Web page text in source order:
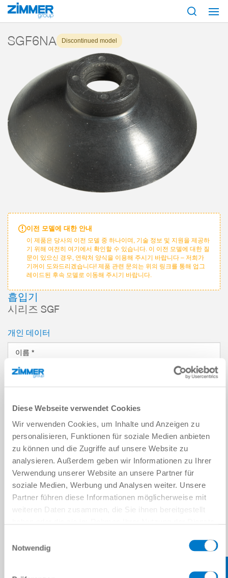
Diese Webseite verwendet Cookies
Wir verwenden Cookies, um Inhalte und Anzeigen zu
personalisieren, Funktionen für soziale Medien anbieten
zu können und die Zugriffe auf unsere Website zu
analysieren. Außerdem geben wir Informationen zu Ihrer
Verwendung unserer Website an unsere Partner für
soziale Medien, Werbung und Analysen weiter. Unsere
Partner führen diese Informationen möglicherweise mit
weiteren Daten zusammen, die Sie ihnen bereitgestellt
Notwendig
시작 제품 시리즈 SGF
SGF6NA Discontinued model
이전 모델에 대한 안내
이 제품은 당사의 이전 모델 중 하나이며, 기술 정보 및 지원을 제공하
기 위해 여전히 여기에서 확인할 수 있습니다. 이 이전 모델에 대한 질
문이 있으신 경우, 연락처 양식을 이용해 주시기 바랍니다 – 저희가
기꺼이 도와드리겠습니다! 제품 관련 문의는 위의 링크를 통해 업그
레이드된 후속 모델로 이동해 주시기 바랍니다.
흡입기
시리즈 SGF
개인 데이터
이름 *
이메일 주소*
회사*
위치*
국가*